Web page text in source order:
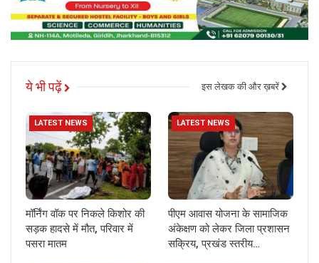
ये भी पढ़ें इस लेखक की और ख़बरें
LATEST NEWS
मॉर्निंग वॉक पर निकले किशोर की
सड़क हादसे में मौत, परिवार में
पसरा मातम
LATEST NEWS
पीएम आवास योजना के सामाजिक
अंकेक्षण को लेकर जिला प्रशासन
सक्रिय, प्रखंड स्तरीय…